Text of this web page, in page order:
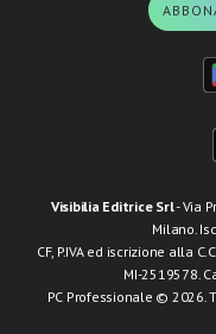
Visibilia Editrice Srl- Via
Milano.
CF, P.IVA ed iscrizione alla
MI-2519578.
PC Professionale © 2026.